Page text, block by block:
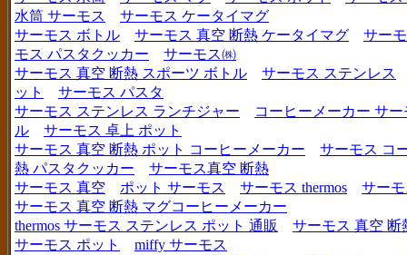
水筒 サーモス
サーモス ケータイマグ
サーモス ボトル
サーモス 真空 断熱 ケータイマグ
サー
モス パスタクッカー
サーモス㈱
サーモス 真空 断熱 スポーツ ボトル
サーモス ステンレス
ット
サーモス パスタ
サーモス ステンレス ランチジャー
コーヒーメーカー サー
ル
サーモス 卓上 ポット
サーモス 真空 断熱 ポット コーヒーメーカー
サーモス コ
熱 パスタクッカー
サーモス真空 断熱
サーモス 真空
ポット サーモス サーモス thermos
サー
サーモス 真空 断熱 マグコーヒーメーカー
thermos サーモス ステンレス ポット 通販
サーモス 真空 断
サーモス ポット
miffy サーモス